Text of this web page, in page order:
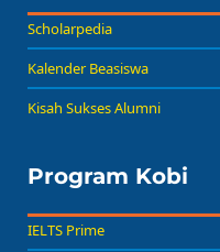
Scholarpedia
Kalender Beasiswa
Kisah Sukses Alumni
Program Kobi
IELTS Prime